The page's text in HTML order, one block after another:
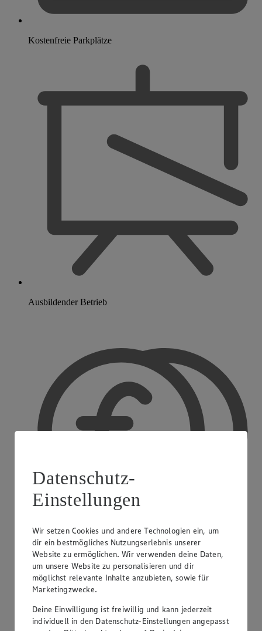
Kostenfreie Parkplätze
Ausbildender Betrieb
Bargeldauszahlung
Datenschutz-
Einstellungen
Wir setzen Cookies und andere Technologien ein, um
dir ein bestmögliches Nutzungserlebnis unserer
Website zu ermöglichen. Wir verwenden deine Daten,
um unsere Website zu personalisieren und dir
möglichst relevante Inhalte anzubieten, sowie für
Marketingzwecke.
Deine Einwilligung ist freiwillig und kann jederzeit
individuell in den Datenschutz-Einstellungen angepasst